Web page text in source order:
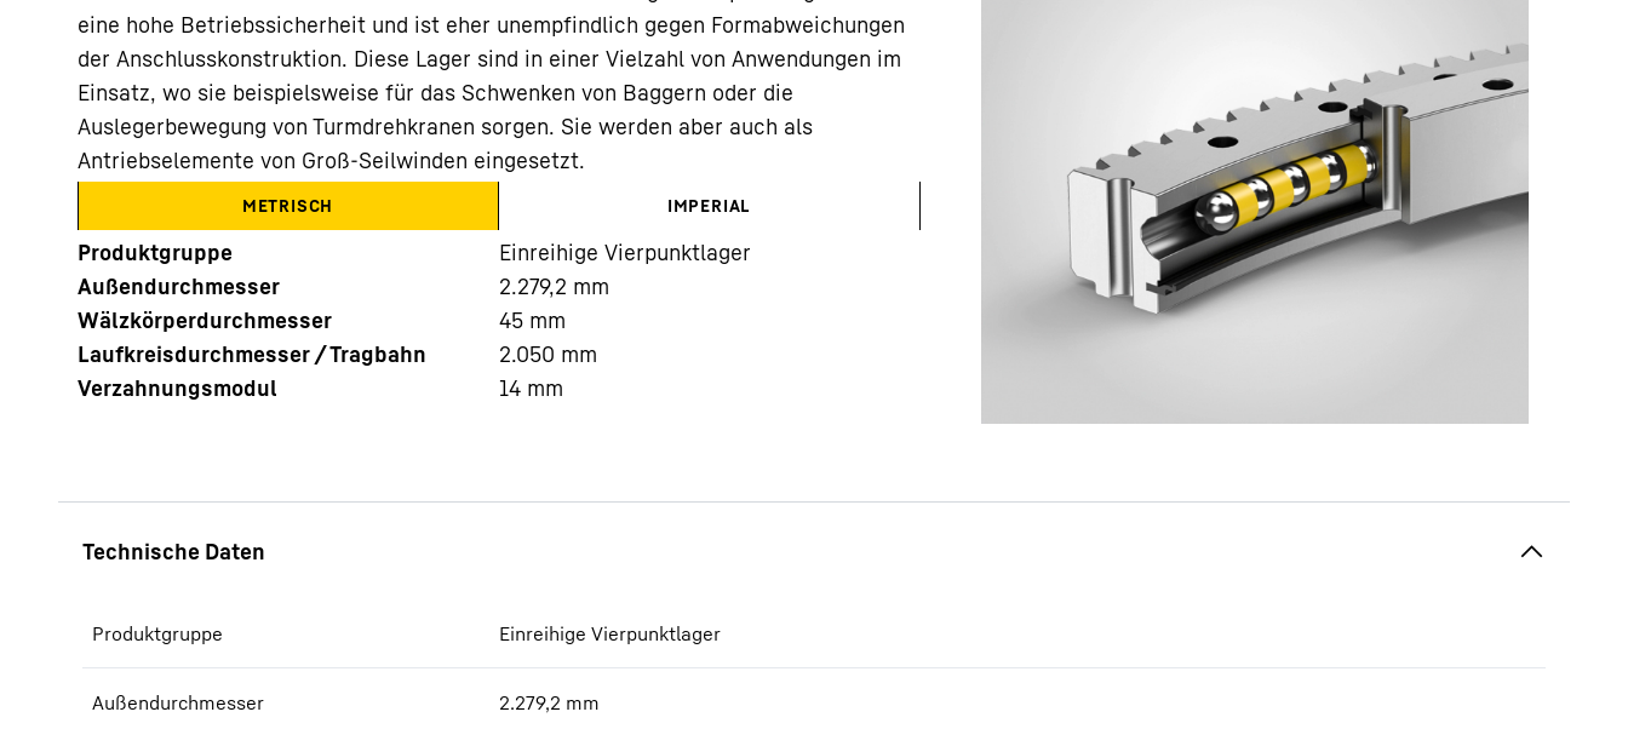
Mehr über die Firmengruppe
eine hohe Betriebssicherheit und ist eher unempfindlich gegen Formabweichungen
der Anschlusskonstruktion. Diese Lager sind in einer Vielzahl von Anwendungen im
Einsatz, wo sie beispielsweise für das Schwenken von Baggern oder die
Auslegerbewegung von Turmdrehkranen sorgen. Sie werden aber auch als
Antriebselemente von Groß-Seilwinden eingesetzt.
METRISCH IMPERIAL
Produktgruppe
Einreihige Vierpunktlager
Außendurchmesser
2.279,2 mm
Wälzkörperdurchmesser
45 mm
Laufkreisdurchmesser / Tragbahn
2.050 mm
Verzahnungsmodul
14 mm
Produktgruppe Einreihige Vierpunktlager
Außendurchmesser 2.279,2 mm